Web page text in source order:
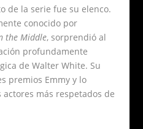
de la serie fue su elenco.
conocido por
the Middle, sorprendió al
profundamente
de Walter White. Su
premios Emmy y lo
más respetados de